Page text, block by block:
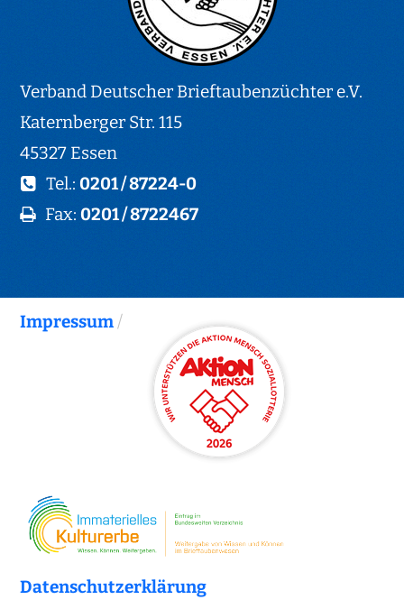
Verband Deutscher Brieftaubenzüchter e.V.
Katernberger Str. 115
45327 Essen
Tel.:0201 / 87224-0
Fax:0201 / 8722467
Impressum/
Datenschutzerklärung